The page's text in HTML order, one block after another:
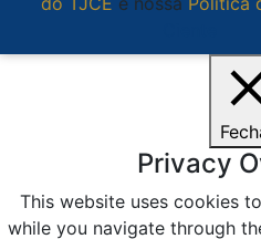
Privacy
This website uses cookies
while you navigate through